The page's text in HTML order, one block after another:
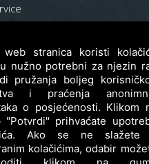
Ljubljana
web stranica koristi
nužno potrebni za njezin
pružanja boljeg
i praćenja
o posjećenosti. Klikom
"Potvrdi" prihvaćate
Ako se ne slažete
kolačićima, odabir